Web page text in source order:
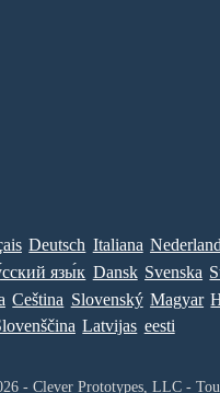
Deutsch Italiana
язы́к Dansk Svenska
Ceština Slovenský Magyar
Latvijas eesti
- Clever Prototypes, LLC -